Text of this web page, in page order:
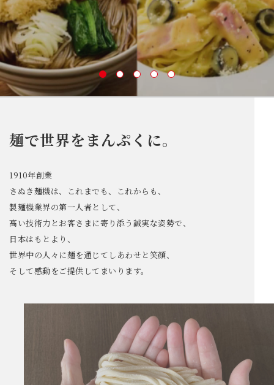
麺で世界をまんぷくに。
1910年創業
さぬき麺機は、これまでも、これからも、
製麺機業界の第一人者として、
高い技術力とお客さまに寄り添う誠実な姿勢で、
日本はもとより、
世界中の人々に麺を通じてしあわせと笑顔、
そして感動をご提供してまいります。